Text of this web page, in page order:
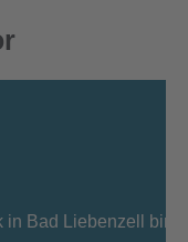
in Bad Liebenzell